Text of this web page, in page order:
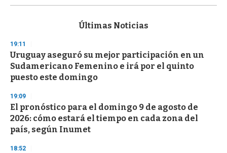
s
d
s
o
f
3
s
e
c
o
n
d
s
Últimas Noticias
19:11
Uruguay aseguró su mejor participación en un
Sudamericano Femenino e irá por el quinto
puesto este domingo
19:09
El pronóstico para el domingo 9 de agosto de
2026: cómo estará el tiempo en cada zona del
país, según Inumet
18:52